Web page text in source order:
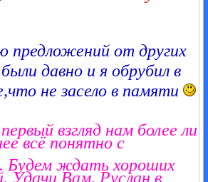
предложений от других
давно и я обрубил в
не засело в памяти
взгляд нам более ли
всё понятно с
Будем ждать хороших
Удачи Вам, Руслан в